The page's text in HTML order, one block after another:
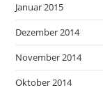
Januar 2015
Dezember 2014
November 2014
Oktober 2014